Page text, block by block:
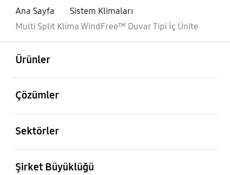
Ana Sayfa
Sistem Klimaları
Multi Split Klima WindFree™ Duvar Tipi İç Ünite
Ürünler
Çözümler
Sektörler
Şirket Büyüklüğü